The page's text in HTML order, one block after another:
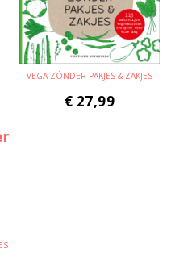
VEGA ZÓNDER PAKJES & ZAKJES
€ 27,99